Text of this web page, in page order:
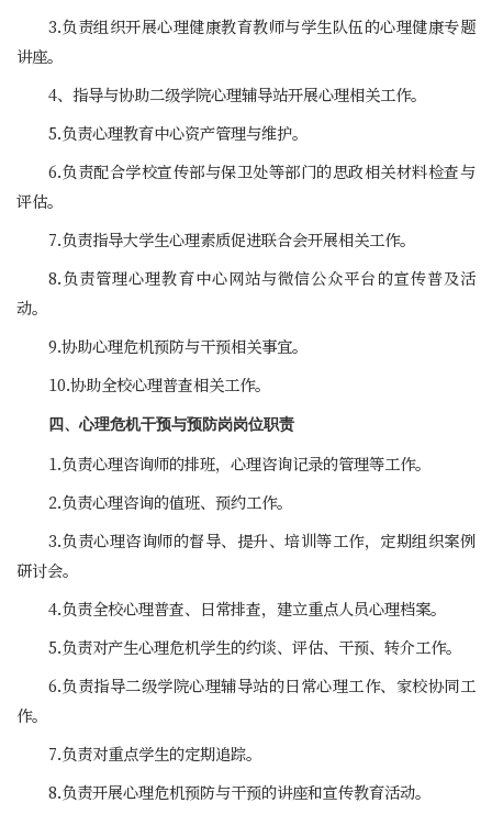
3.负责组织开展心理健康教育教师与学生队伍的心理健康专题
讲座。
4、指导与协助二级学院心理辅导站开展心理相关工作。
5.负责心理教育中心资产管理与维护。
6.负责配合学校宣传部与保卫处等部门的思政相关材料检查与
评估。
7.负责指导大学生心理素质促进联合会开展相关工作。
8.负责管理心理教育中心网站与微信公众平台的宣传普及活
动。
9.协助心理危机预防与干预相关事宜。
10.协助全校心理普查相关工作。
四、心理危机干预与预防岗岗位职责
1.负责心理咨询师的排班，心理咨询记录的管理等工作。
2.负责心理咨询的值班、预约工作。
3.负责心理咨询师的督导、提升、培训等工作，定期组织案例
研讨会。
4.负责全校心理普查、日常排查，建立重点人员心理档案。
5.负责对产生心理危机学生的约谈、评估、干预、转介工作。
6.负责指导二级学院心理辅导站的日常心理工作、家校协同工
作。
7.负责对重点学生的定期追踪。
8.负责开展心理危机预防与干预的讲座和宣传教育活动。